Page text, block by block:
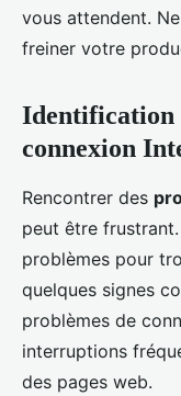
vous attendent.
freiner votre
Identification
connexion
Rencontrer des
peut être
problèmes pour
quelques signes
problèmes de
interruptions
des pages web.